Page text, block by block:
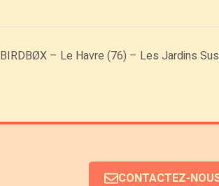
BIRDBØX – Le Havre (76) – Les Jardins
CONTACTEZ-